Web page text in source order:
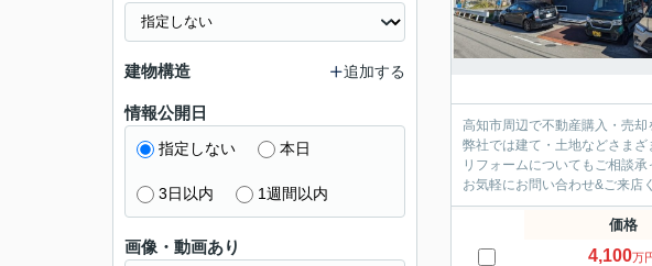
高知市周辺で不動産購入・売
弊社では建て・土地などさまざ
リフォームについてもご相談承
お気軽にお問い合わせ&ご来店
価格
4,100万
建物構造 追加する
情報公開日
指定しない 本日
3日以内 1週間以内
画像・動画あり